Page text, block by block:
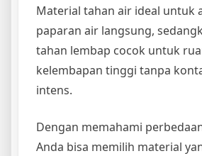
Material tahan air ideal untuk
paparan air langsung,
tahan lembap cocok untuk
kelembapan tinggi tanpa
intens.
Dengan memahami
Anda bisa memilih material